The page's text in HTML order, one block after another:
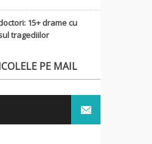
15+ drame cu
tragediilor
PE MAIL